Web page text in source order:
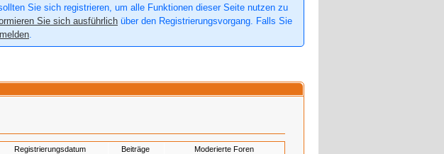
Sie sich registrieren, um alle Funktionen dieser Seite nutzen zu
Sie sich ausführlich über den Registrierungsvorgang. Falls Sie
.
Registrierungsdatum Beiträge Moderierte Foren